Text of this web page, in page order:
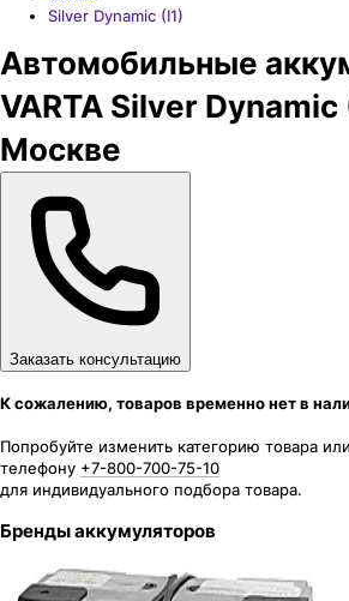
Silver Dynamic (I1)
Автомобильные
VARTA Silver Dynamic
Москве
Заказать консультацию
К сожалению, товаров временно нет в
Попробуйте изменить категорию товара
телефону +7-800-700-75-10
для индивидуального подбора товара.
Бренды аккумуляторов